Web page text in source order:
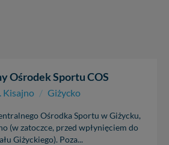
Ośrodek Sportu COS
Kisajno / Giżycko
Ośrodka Sportu w Giżycku,
(w zatoczce, przed wpłynięciem do
Giżyckiego). Poza...